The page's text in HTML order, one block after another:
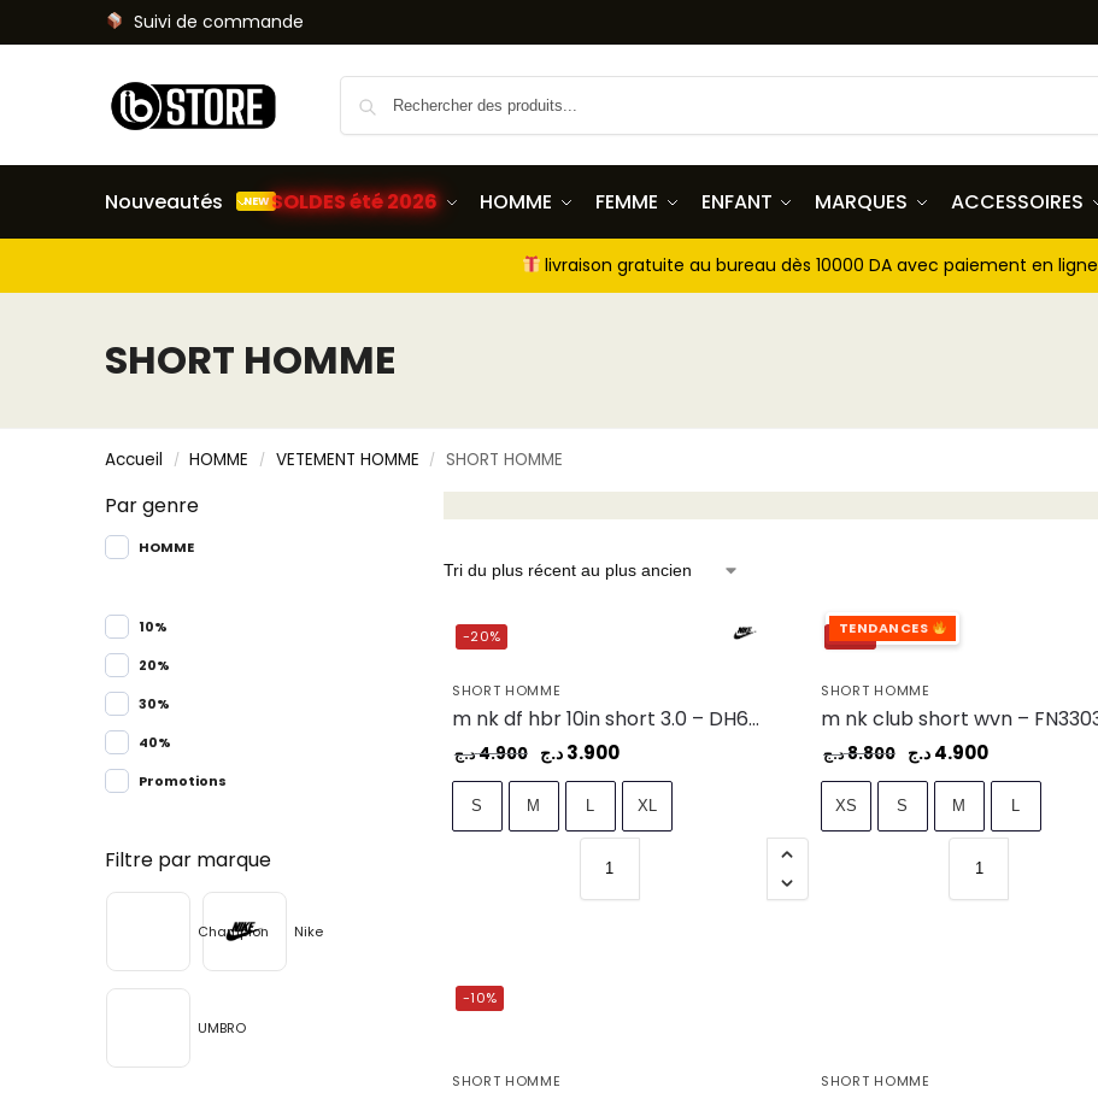
Suivi de commande
Nouveautés NEWSOLDES été 2026 HOMME FEMME ENFANT MARQUES ACCESSOIRES
livraison gratuite au bureau dès 10000 DA avec paiement en ligne
SHORT HOMME
Accueil / HOMME / VETEMENT HOMME / SHORT HOMME
-20%
SHORT HOMME
m nk df hbr 10in short 3.0 – DH6763-657
4.900د.ج 3.900 د.ج
S M L XL
-44%
TENDANCES
SHORT HOMME
8.800د.ج 4.900 د.ج
XS S M L
-10%
SHORT HOMME SHORT HOMME
Par genre
HOMME
10%
20%
30%
40%
Promotions
Filtre par marque
Champion Nike
UMBRO